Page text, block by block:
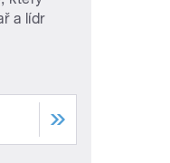
a lídr